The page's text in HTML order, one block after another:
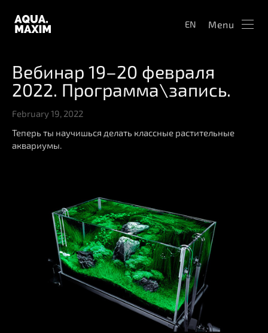
EN Menu
Вебинар 19–20 февраля
2022. Программа\запись.
February 19, 2022
Теперь ты научишься делать классные растительные
аквариумы.